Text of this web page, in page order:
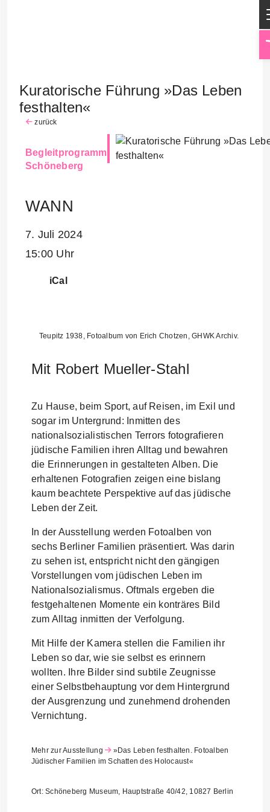
Kuratorische Führung »Das Leben
festhalten«
zurück
Begleitprogramm
Schöneberg
WANN
7. Juli 2024
15:00 Uhr
iCal
Teupitz 1938, Fotoalbum von Erich Chotzen, GHWK Archiv.
Mit Robert Mueller-Stahl
Zu Hause, beim Sport, auf Reisen, im Exil und
sogar im Untergrund: Inmitten des
nationalsozialistischen Terrors fotografieren
jüdische Familien ihren Alltag und bewahren
die Erinnerungen in gestalteten Alben. Die
erhaltenen Fotografien zeigen eine bislang
kaum beachtete Perspektive auf das jüdische
Leben der Zeit.
In der Ausstellung werden Fotoalben von
sechs Berliner Familien präsentiert. Was darin
zu sehen ist, entspricht nicht den gängigen
Vorstellungen vom jüdischen Leben im
Nationalsozialismus. Oftmals ergeben die
festgehaltenen Momente ein konträres Bild
zum Alltag inmitten der Verfolgung.
Mit Hilfe der Kamera stellen die Familien ihr
Leben so dar, wie sie selbst es erinnern
wollten. Ihre Bilder sind subtile Zeugnisse
einer Selbstbehauptung vor dem Hintergrund
der Ausgrenzung und zunehmend drohenden
Vernichtung.
Mehr zur Ausstellung
»Das Leben festhalten. Fotoalben
Jüdischer Familien im Schatten des Holocaust«
Ort: Schöneberg Museum, Hauptstraße 40/42, 10827 Berlin